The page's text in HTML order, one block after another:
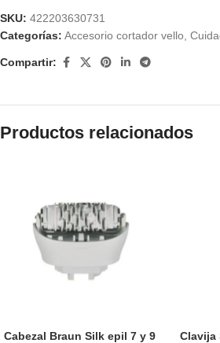
SKU: 422203630731
Categorías: Accesorio cortador vello
Compartir:
Productos relacionados
Cabezal Braun Silk epil 7 y 9
Clavija